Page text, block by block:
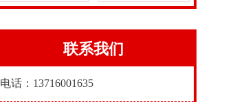
联系我们
电话：13716001635